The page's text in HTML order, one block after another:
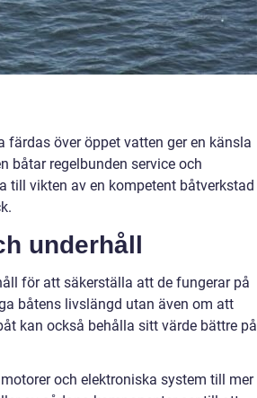
över öppet vatten ger en känsla
båtar regelbunden service och
till vikten av en kompetent båtverkstad
underhåll
för att säkerställa att de fungerar på
båtens livslängd utan även om att
kan också behålla sitt värde bättre på
och elektroniska system till mer